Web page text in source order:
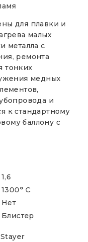
для плавки и
малых
металла с
ремонта
тонких
медных
и
к стандартному
баллону с
1,6
1300° C
Нет
Блистер
Stayer